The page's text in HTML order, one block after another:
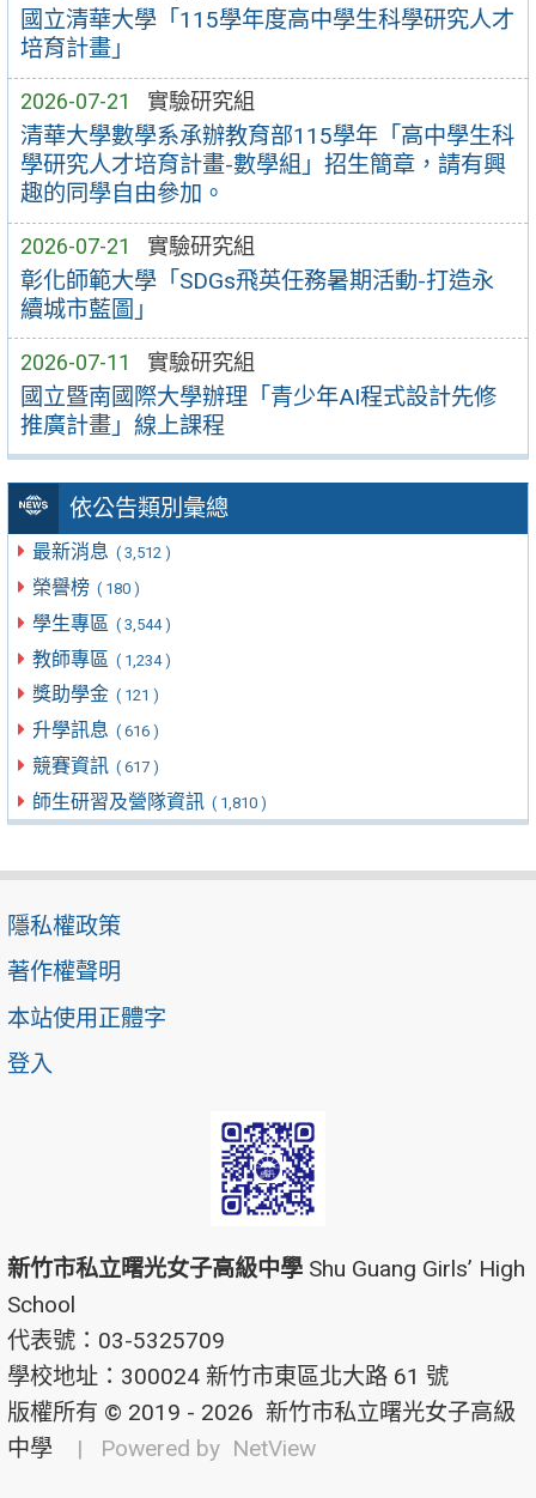
國立清華大學「115學年度高中學生科學研究人才
培育計畫」
2026-07-21 實驗研究組
清華大學數學系承辦教育部115學年「高中學生科
學研究人才培育計畫-數學組」招生簡章，請有興
趣的同學自由參加。
2026-07-21 實驗研究組
彰化師範大學「SDGs飛英任務暑期活動-打造永
續城市藍圖」
2026-07-11 實驗研究組
國立暨南國際大學辦理「青少年AI程式設計先修
推廣計畫」線上課程
依公告類別彙總
最新消息 ( 3,512 )
榮譽榜 ( 180 )
學生專區 ( 3,544 )
教師專區 ( 1,234 )
獎助學金 ( 121 )
升學訊息 ( 616 )
競賽資訊 ( 617 )
師生研習及營隊資訊 ( 1,810 )
隱私權政策
著作權聲明
本站使用正體字
登入
新竹市私立曙光女子高級中學 Shu Guang Girls’ High
School
代表號：03-5325709
學校地址：300024 新竹市東區北大路 61 號
版權所有 © 2019 - 2026 新竹市私立曙光女子高級
中學
| Powered by NetView